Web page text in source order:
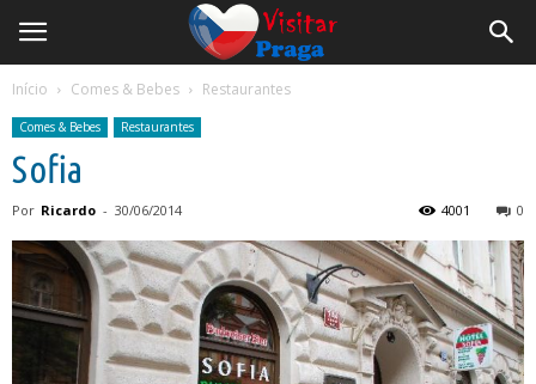
Início Comes & Bebes Restaurantes
Comes & Bebes Restaurantes
Sofia
Por Ricardo - 30/06/2014 0
4001